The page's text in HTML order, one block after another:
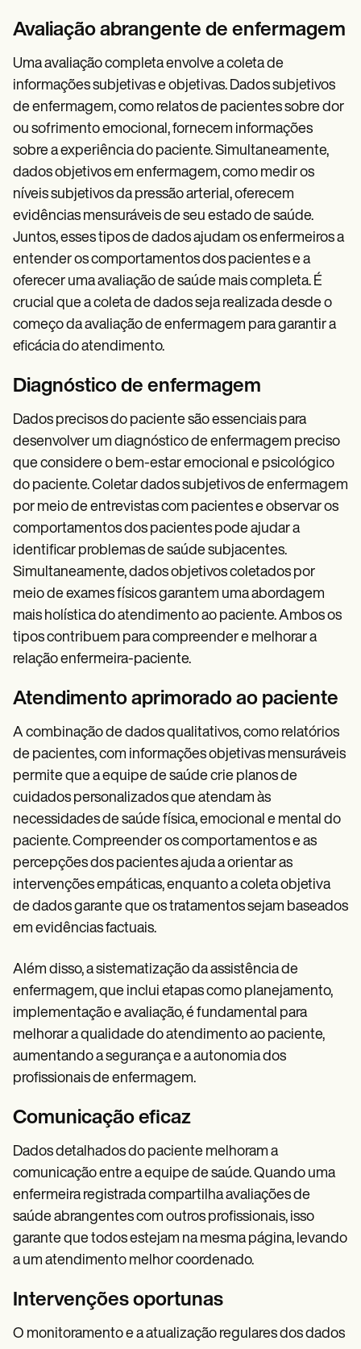
Avaliação abrangente de enfermagem
Uma avaliação completa envolve a coleta de
informações subjetivas e objetivas. Dados subjetivos
de enfermagem, como relatos de pacientes sobre dor
ou sofrimento emocional, fornecem informações
sobre a experiência do paciente. Simultaneamente,
dados objetivos em enfermagem, como medir os
níveis subjetivos da pressão arterial, oferecem
evidências mensuráveis de seu estado de saúde.
Juntos, esses tipos de dados ajudam os enfermeiros a
entender os comportamentos dos pacientes e a
oferecer uma avaliação de saúde mais completa. É
crucial que a coleta de dados seja realizada desde o
começo da avaliação de enfermagem para garantir a
eficácia do atendimento.
Diagnóstico de enfermagem
Dados precisos do paciente são essenciais para
desenvolver um diagnóstico de enfermagem preciso
que considere o bem-estar emocional e psicológico
do paciente. Coletar dados subjetivos de enfermagem
por meio de entrevistas com pacientes e observar os
comportamentos dos pacientes pode ajudar a
identificar problemas de saúde subjacentes.
Simultaneamente, dados objetivos coletados por
meio de exames físicos garantem uma abordagem
mais holística do atendimento ao paciente. Ambos os
tipos contribuem para compreender e melhorar a
relação enfermeira-paciente.
Atendimento aprimorado ao paciente
A combinação de dados qualitativos, como relatórios
de pacientes, com informações objetivas mensuráveis
permite que a equipe de saúde crie planos de
cuidados personalizados que atendam às
necessidades de saúde física, emocional e mental do
paciente. Compreender os comportamentos e as
percepções dos pacientes ajuda a orientar as
intervenções empáticas, enquanto a coleta objetiva
de dados garante que os tratamentos sejam baseados
em evidências factuais.
Além disso, a sistematização da assistência de
enfermagem, que inclui etapas como planejamento,
implementação e avaliação, é fundamental para
melhorar a qualidade do atendimento ao paciente,
aumentando a segurança e a autonomia dos
profissionais de enfermagem.
Comunicação eficaz
Dados detalhados do paciente melhoram a
comunicação entre a equipe de saúde. Quando uma
enfermeira registrada compartilha avaliações de
saúde abrangentes com outros profissionais, isso
garante que todos estejam na mesma página, levando
a um atendimento melhor coordenado.
Intervenções oportunas
O monitoramento e a atualização regulares dos dados